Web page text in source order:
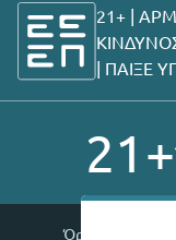
21+ |
| ΠΑΙΞΕ
21+
Όροι χρήσης |